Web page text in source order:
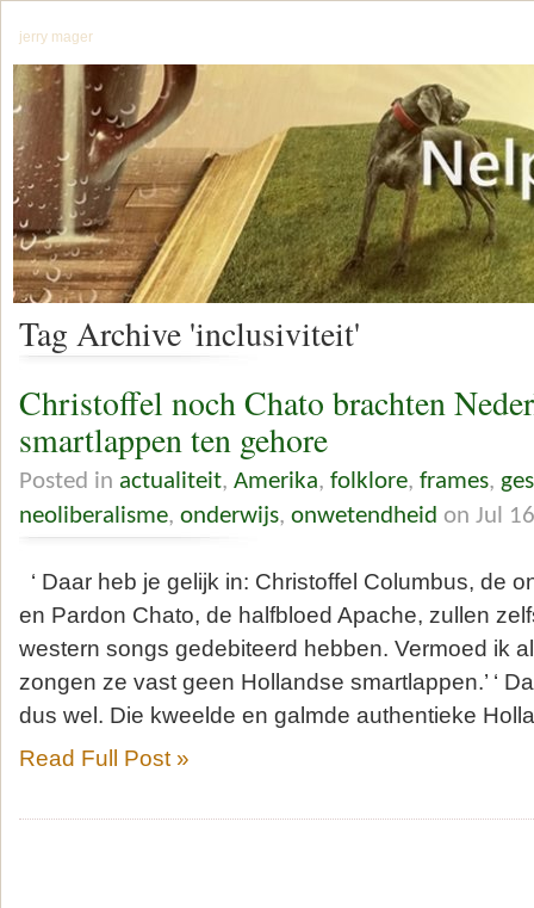
jerry mager
Tag Archive 'inclusiviteit'
Christoffel noch Chato brachten
smartlappen ten gehore
Posted in actualiteit, Amerika, folklore, frames,
neoliberalisme, onderwijs, onwetendheid on Jul
‘ Daar heb je gelijk in: Christoffel Columbus, de
en Pardon Chato, de halfbloed Apache, zullen
western songs gedebiteerd hebben. Vermoed ik
zongen ze vast geen Hollandse smartlappen.’ ‘
dus wel. Die kweelde en galmde authentieke
Read Full Post »